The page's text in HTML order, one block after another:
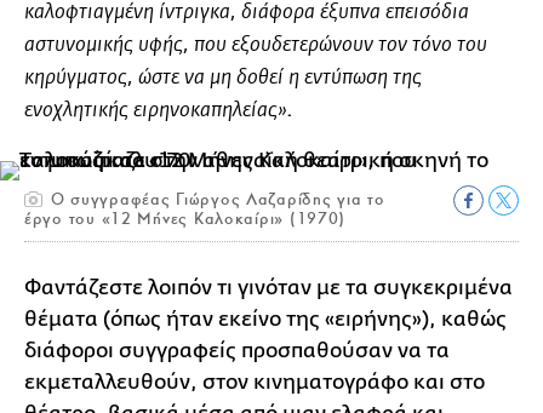
καλοφτιαγμένη ίντριγκα, διάφορα έξυπνα επεισόδια
αστυνομικής υφής, που εξουδετερώνουν τον τόνο του
κηρύγματος, ώστε να μη δοθεί η εντύπωση της
ενοχλητικής ειρηνοκαπηλείας».
Ο συγγραφέας Γιώργος Λαζαρίδης για το
έργο του «12 Μήνες Καλοκαίρι» (1970)
Φαντάζεστε λοιπόν τι γινόταν με τα συγκεκριμένα
θέματα (όπως ήταν εκείνο της «ειρήνης»), καθώς
διάφοροι συγγραφείς προσπαθούσαν να τα
εκμεταλλευθούν, στον κινηματογράφο και στο